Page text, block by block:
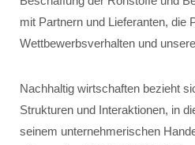
mit Partnern und Lieferanten, die
Wettbewerbsverhalten und
Nachhaltig wirtschaften bezieht
Strukturen und Interaktionen, in
seinem unternehmerischen